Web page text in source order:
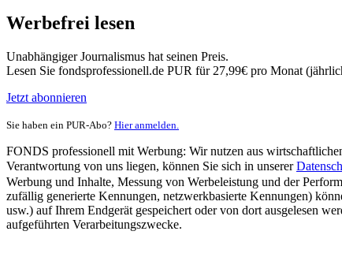
Werbefrei lesen
Unabhängiger Journalismus hat seinen Preis.
Lesen Sie fondsprofessionell.de PUR für 27,99€ pro Monat
Jetzt abonnieren
Sie haben ein PUR-Abo? Hier anmelden.
FONDS professionell mit Werbung: Wir nutzen aus
Verantwortung von uns liegen, können Sie sich in unserer
Werbung und Inhalte, Messung von Werbeleistung und der
zufällig generierte Kennungen, netzwerkbasierte Kennungen)
usw.) auf Ihrem Endgerät gespeichert oder von dort ausgelesen
aufgeführten Verarbeitungszwecke.